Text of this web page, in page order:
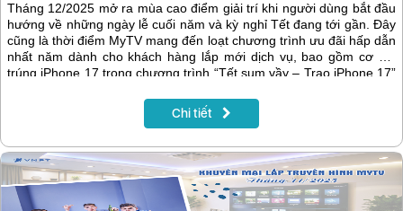
Tháng 12/2025 mở ra mùa cao điểm giải trí khi người dùng bắt đầu
hướng về những ngày lễ cuối năm và kỳ nghỉ Tết đang tới gần. Đây
cũng là thời điểm MyTV mang đến loạt chương trình ưu đãi hấp dẫn
nhất năm dành cho khách hàng lắp mới dịch vụ, bao gồm cơ hội
trúng iPhone 17 trong chương trình “Tết sum vầy – Trao iPhone 17”
truyền hình MyTV online. Cùng với ưu đãi lớn, MyTV giới thiệu hệ
thống nội dung thể thao, phim ảnh và giải trí đặc sắc trong tháng
Chi tiết